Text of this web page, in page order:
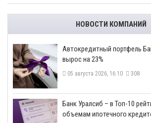
НОВОСТИ КОМПАНИЙ
​Автокредитный портфель
вырос на 23%
05 августа 2026, 16:10 308
​Банк Уралсиб – в Топ-10
объемам ипотечного